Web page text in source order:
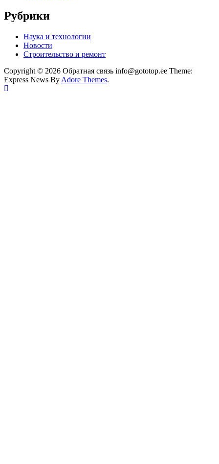
Рубрики
Наука и технологии
Новости
Строительство и ремонт
Copyright © 2026 Обратная связь info@gototop.ee Theme:
Express News By Adore Themes.